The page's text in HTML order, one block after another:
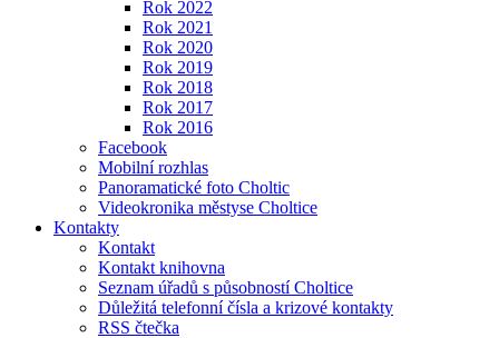
Rok 2022
Rok 2021
Rok 2020
Rok 2019
Rok 2018
Rok 2017
Rok 2016
Facebook
Mobilní rozhlas
Panoramatické foto Choltic
Videokronika městyse Choltice
Kontakty
Kontakt
Kontakt knihovna
Seznam úřadů s působností Choltice
Důležitá telefonní čísla a krizové kontakty
RSS čtečka